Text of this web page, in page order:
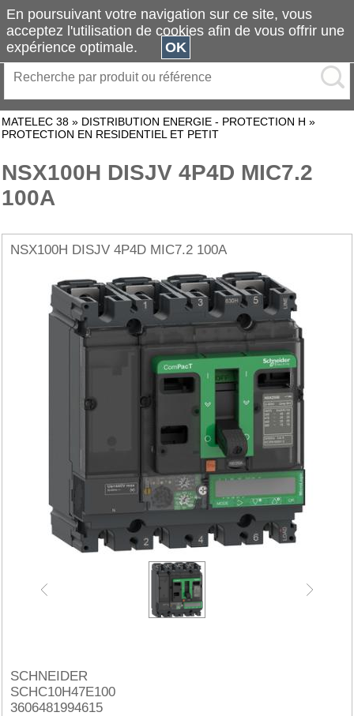
MATELEC 38 » DISTRIBUTION ENERGIE - PROTECTION H »
PROTECTION EN RESIDENTIEL ET PETIT
NSX100H DISJV 4P4D MIC7.2
100A
NSX100H DISJV 4P4D MIC7.2 100A
SCHNEIDER
SCHC10H47E100
3606481994615
En poursuivant votre navigation sur ce site, vous
acceptez l'utilisation de cookies afin de vous offrir une
expérience optimale.
OK